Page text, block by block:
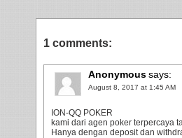
1 comments:
Anonymoussays:
August 8, 2017 at 1:45 AM
ION-QQ POKER
kami dari agen poker terpercaya
Hanya dengan deposit dan